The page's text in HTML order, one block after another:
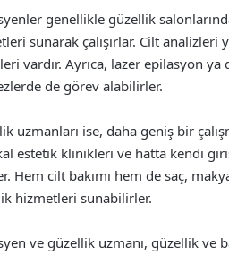
genellikle güzellik
sunarak çalışırlar. Cilt
vardır. Ayrıca, lazer epilasyon
de görev alabilirler.
uzmanları ise, daha geniş bir
estetik klinikleri ve hatta kendi
Hem cilt bakımı hem de saç,
hizmetleri sunabilirler.
ve güzellik uzmanı, güzellik ve